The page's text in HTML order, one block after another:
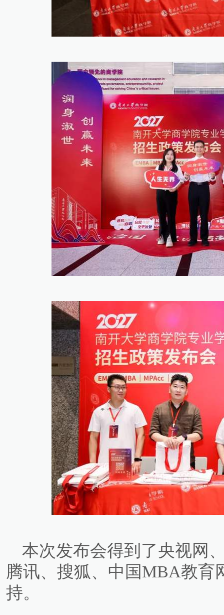
本次发布会得到了央视网
腾讯、搜狐、中国MBA教育
持。